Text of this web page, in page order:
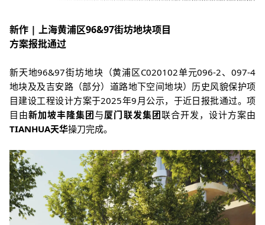
新作 | 上海黄浦区96&97街坊地块项目
方案报批通过
新天地96&97街坊地块（黄浦区C020102单元096-2、097-4
地块及及吉安路（部分）道路地下空间地块）历史风貌保护项
目建设工程设计方案于2025年9月公示， 于近日报批通过。项
目 由新加坡丰隆集团与厦门联发集团联合开发，设计方案由
TIANHUA天华操刀完成。